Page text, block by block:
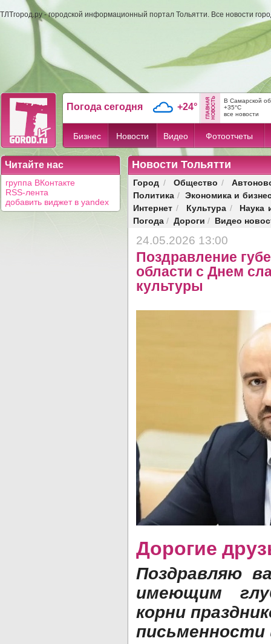
ТЛТгород.ру - городской информационный портал Тольятти. Все новости
Погода сегодня +24°
В Самарской
+35°C
все новости
Бизнес Новости Видео Фотоотчеты
Читайте нас
группа ВКонтакте
RSS-лента
добавить виджет в yandex
Новости Тольятти
Город / Общество /
Политика / Экономика и
Интернет / Культура/
Наука
Погода / Дороги / Видео
24.05.2026 13:00
Поздравление
области с Днем
культуры
Дорогие
Поздравляю
имеющим
корни
письменности